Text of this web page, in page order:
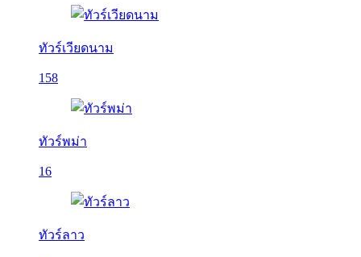
ทัวร์เวียดนาม
158
ทัวร์พม่า
16
ทัวร์ลาว